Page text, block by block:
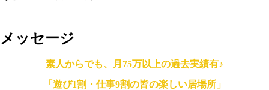
メッセージ
素人からでも、月75万以上の過去実績有♪
「遊び1割・仕事9割の皆の楽しい居場所」